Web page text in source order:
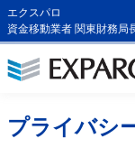
エクスパロ
資金移動業者 関東財務局
プライバシ